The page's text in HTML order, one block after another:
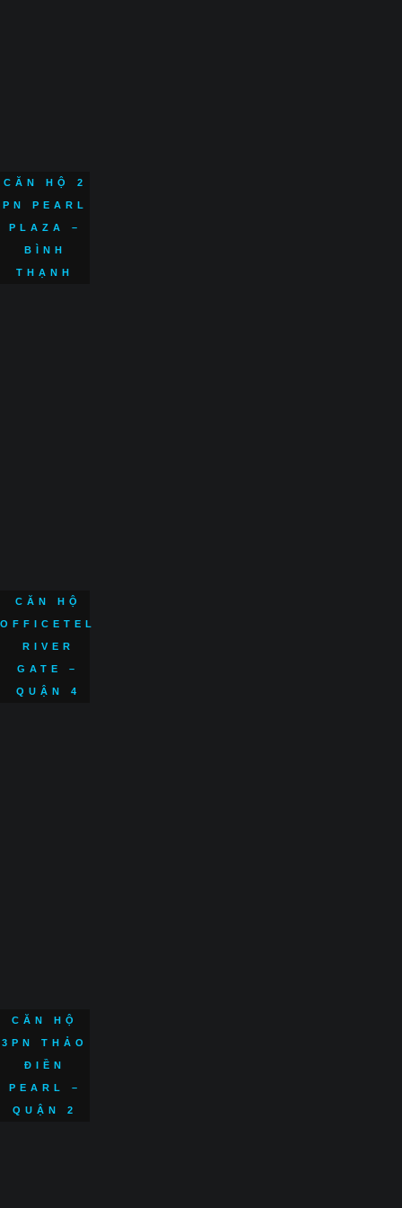
CĂN HỘ 2
PN PEARL
PLAZA –
BÌNH
THẠNH
CĂN HỘ
OFFICETEL
RIVER
GATE –
QUẬN 4
CĂN HỘ
3PN THẢO
ĐIỀN
PEARL –
QUẬN 2